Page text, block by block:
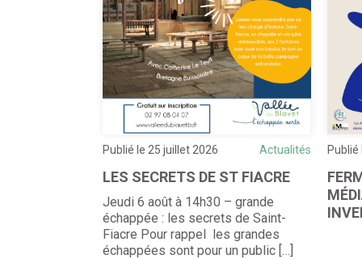
Publié le 25 juillet 2026 Actualités
LES SECRETS DE ST FIACRE
Jeudi 6 août à 14h30 – grande
échappée : les secrets de Saint-
Fiacre Pour rappel les grandes
échappées sont pour un public […]